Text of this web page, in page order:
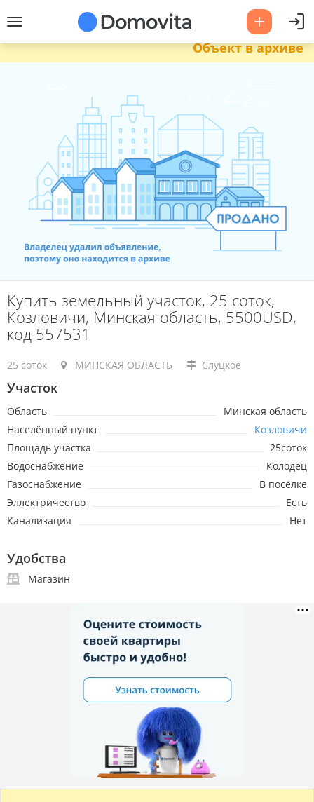
Объект в архиве
Купить земельный участок, 25 соток,
Козловичи, Минская область, 5500USD,
код 557531
25 соток МИНСКАЯ ОБЛАСТЬ Слуцкое
Участок
Область
Минская область
Населённый пункт
Козловичи
Площадь участка
25соток
Водоснабжение
Колодец
Газоснабжение
В посёлке
Эллектричество
Есть
Канализация
Нет
Удобства
Магазин